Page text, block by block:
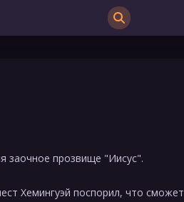
заочное прозвище "Иисус".
Хемингуэй поспорил, что сможет